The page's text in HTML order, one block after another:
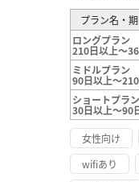
プラン名・
ロングプラン
210日以上～
ミドルプラン
90日以上～
ショートプラン
30日以上～90
女性向け
wifiあり